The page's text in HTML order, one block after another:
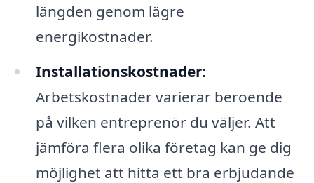
längden genom lägre
energikostnader.
Installationskostnader:
Arbetskostnader varierar beroende
på vilken entreprenör du väljer. Att
jämföra flera olika företag kan ge dig
möjlighet att hitta ett bra erbjudande